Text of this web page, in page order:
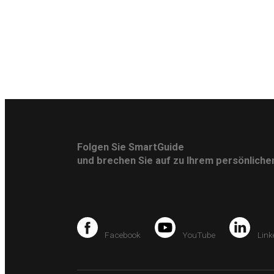
Folgen Sie SmartGuide
und brechen Sie auf zu Ihrem
Facebook YouTube